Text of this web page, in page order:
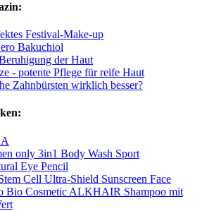
Festival-Make-up
Bakuchiol
der Haut
- potente Pflege für reife Haut
Zahnbürsten wirklich besser?
only 3in1 Body Wash Sport
Eye Pencil
Cell Ultra-Shield Sunscreen Face
Bio Cosmetic ALKHAIR Shampoo mit